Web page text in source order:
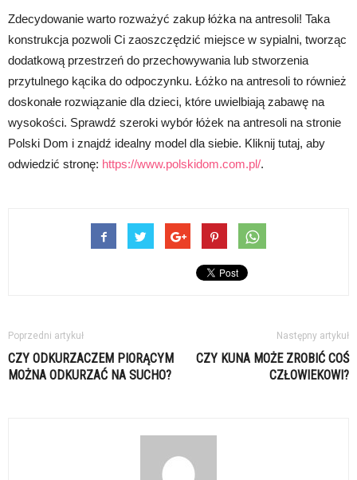
Zdecydowanie warto rozważyć zakup łóżka na antresoli! Taka
konstrukcja pozwoli Ci zaoszczędzić miejsce w sypialni, tworząc
dodatkową przestrzeń do przechowywania lub stworzenia
przytulnego kącika do odpoczynku. Łóżko na antresoli to również
doskonałe rozwiązanie dla dzieci, które uwielbiają zabawę na
wysokości. Sprawdź szeroki wybór łóżek na antresoli na stronie
Polski Dom i znajdź idealny model dla siebie. Kliknij tutaj, aby
odwiedzić stronę: https://www.polskidom.com.pl/.
Poprzedni artykuł
CZY ODKURZACZEM PIORĄCYM
MOŻNA ODKURZAĆ NA SUCHO?
Następny artykuł
CZY KUNA MOŻE ZROBIĆ COŚ
CZŁOWIEKOWI?